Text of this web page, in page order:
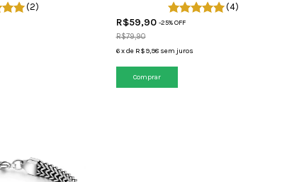
(2) (4)
R$59,90 -25% OFF
R$79,90
6 xde R$9,98 sem juros
Comprar